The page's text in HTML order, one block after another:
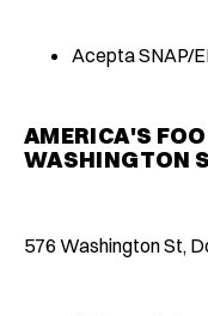
Acepta SNAP/
AMERICA'S
WASHINGTON
576 Washington St,